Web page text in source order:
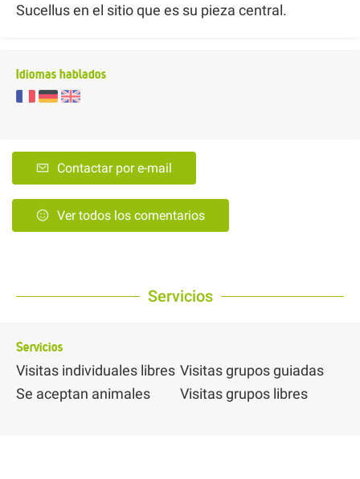
Sucellus en el sitio que es su pieza central.
Idiomas hablados
Contactar por e-mail
Ver todos los comentarios
Servicios
Servicios
Visitas individuales libres
Se aceptan animales
Visitas grupos guiadas
Visitas grupos libres